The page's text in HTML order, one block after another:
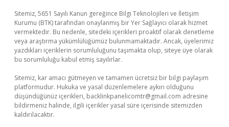
Sitemiz, 5651 Sayılı Kanun gereğince Bilgi Teknolojileri ve İletişim
Kurumu (BTK) tarafından onaylanmış bir Yer Sağlayıcı olarak hizmet
vermektedir. Bu nedenle, sitedeki içerikleri proaktif olarak denetleme
veya araştırma yükümlülüğümüz bulunmamaktadır. Ancak, üyelerimiz
yazdıkları içeriklerin sorumluluğunu taşımakta olup, siteye üye olarak
bu sorumluluğu kabul etmiş sayılırlar.
Sitemiz, kar amacı gütmeyen ve tamamen ücretsiz bir bilgi paylaşım
platformudur. Hukuka ve yasal düzenlemelere aykırı olduğunu
düşündüğünüz içerikleri, backlinkpanelicomtr@gmail.com adresine
bildirmeniz halinde, ilgili içerikler yasal süre içerisinde sitemizden
kaldırılacaktır.